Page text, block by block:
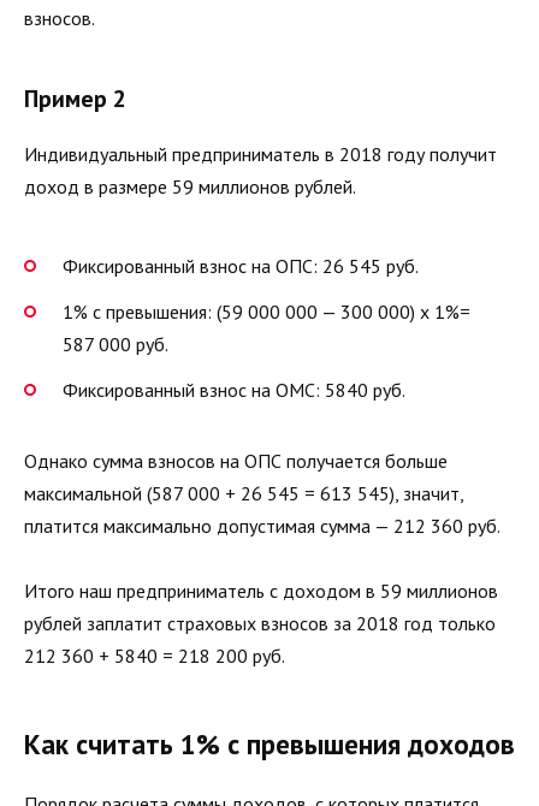
взносов.
Пример 2
Индивидуальный предприниматель в 2018 году получит
доход в размере 59 миллионов рублей.
Фиксированный взнос на ОПС: 26 545 руб.
1% с превышения: (59 000 000 — 300 000) х 1%=
587 000 руб.
Фиксированный взнос на ОМС: 5840 руб.
Однако сумма взносов на ОПС получается больше
максимальной (587 000 + 26 545 = 613 545), значит,
платится максимально допустимая сумма — 212 360 руб.
Итого наш предприниматель с доходом в 59 миллионов
рублей заплатит страховых взносов за 2018 год только
212 360 + 5840 = 218 200 руб.
Как считать 1% с превышения доходов